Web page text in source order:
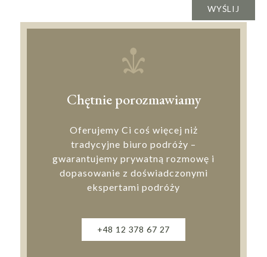
Chętnie porozmawiamy
Oferujemy Ci coś więcej niż
tradycyjne biuro podróży –
gwarantujemy prywatną rozmowę i
dopasowanie z doświadczonymi
ekspertami podróży
+48 12 378 67 27